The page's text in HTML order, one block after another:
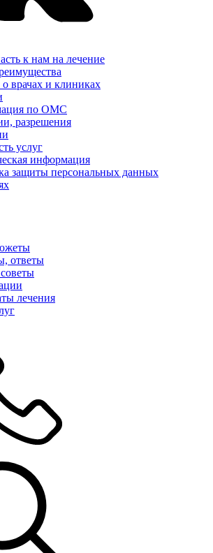
к нам на лечение
врачах и клиниках
по ОМС
разрешения
услуг
информация
защиты персональных данных
ответы
лечения